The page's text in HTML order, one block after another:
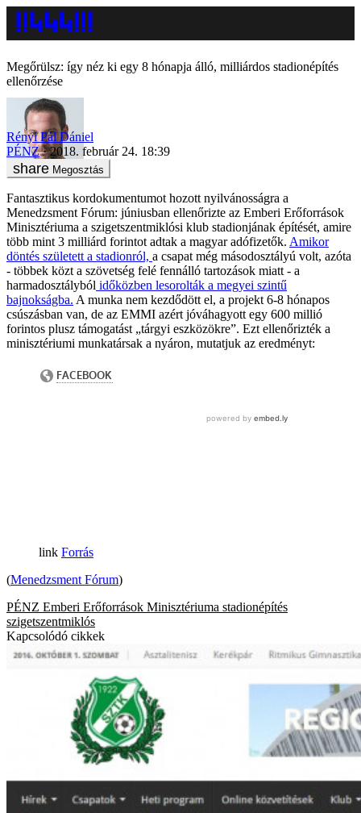
Megőrülsz: így néz ki egy 8 hónapja álló, milliárdos stadionépítés
ellenőrzése
Rényi Pál Dániel
PÉNZ
2018. február 24. 18:39
Megosztás
Fantasztikus kordokumentumot hozott nyilvánosságra a
Menedzsment Fórum: júniusban ellenőrizte az Emberi Erőforrások
Minisztériuma a szigetszentmiklósi klub stadionjának építését, amire
több mint 3 milliárd forintot adtak a magyar adófizetők. Amikor
döntés született a stadionról, a csapat még másodosztályú volt, azóta
- többek közt a szövetség felé fennálló tartozások miatt - a
harmadosztályból időközben lesorolták a megyei szintű
bajnokságba. A munka nem kezdődött el, a projekt 6-8 hónapos
csúszásban van, de az EMMI azért jóváhagyott egy 600 millió
forintos plusz támogatást „tárgyi eszközökre”. Ezt ellenőrizték a
minisztériumi munkatársak a nyáron, mutatjuk az eredményt:
Forrás
(Menedzsment Fórum)
PÉNZ Emberi Erőforrások Minisztériuma stadionépítés
szigetszentmiklós
Kapcsolódó cikkek